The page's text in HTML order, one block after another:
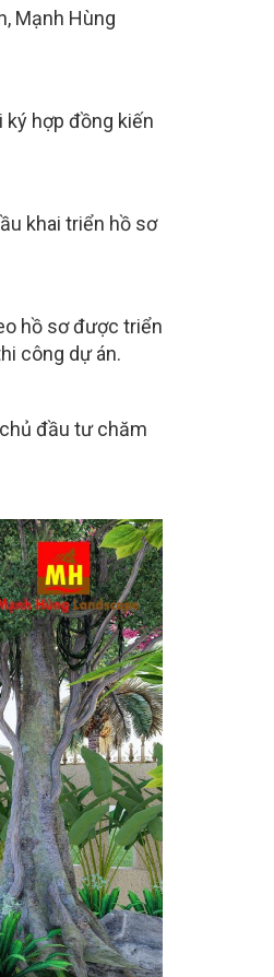
Mạnh Hùng
hợp đồng kiến
khai triển hồ sơ
hồ sơ được triển
công dự án.
đầu tư chăm